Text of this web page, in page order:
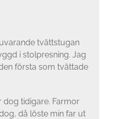
tvättstugan
i stolpresning. Jag
första som tvät­tade
dog tidigare. Farmor
då löste min far ut